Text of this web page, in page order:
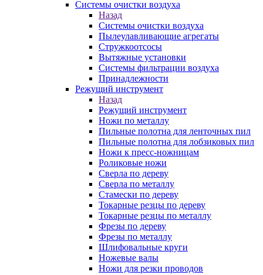
Системы очистки воздуха
Назад
Системы очистки воздуха
Пылеулавливающие агрегаты
Стружкоотсосы
Вытяжные установки
Системы фильтрации воздуха
Принадлежности
Режущий инструмент
Назад
Режущий инструмент
Ножи по металлу
Пильные полотна для ленточных пил
Пильные полотна для лобзиковых пил
Ножи к пресс-ножницам
Роликовые ножи
Сверла по дереву
Сверла по металлу
Стамески по дереву
Токарные резцы по дереву
Токарные резцы по металлу
Фрезы по дереву
Фрезы по металлу
Шлифовальные круги
Ножевые валы
Ножи для резки проводов